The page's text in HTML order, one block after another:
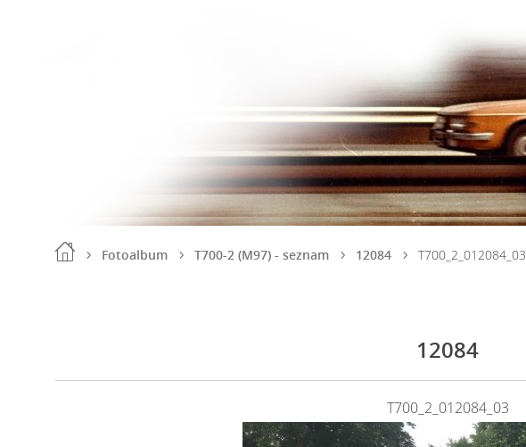
Fotoalbum T700-2 (M97) - seznam 12084 T700_2_012084_03
12084
T700_2_012084_03